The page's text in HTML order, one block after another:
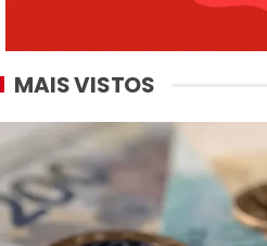
MAIS VISTOS